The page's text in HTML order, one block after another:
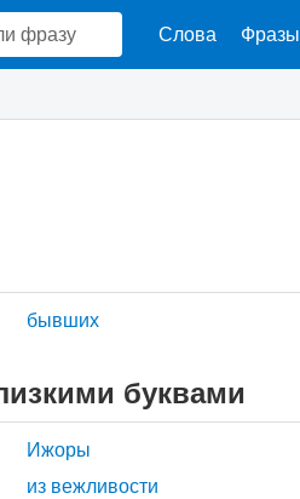
Слова Фразы
бывших
буквами
Ижоры
из вежливости